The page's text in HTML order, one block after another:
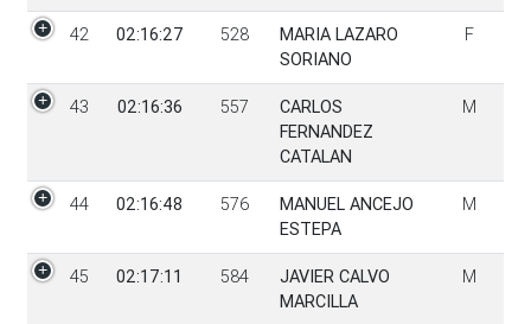
42 02:16:27 528
MARIA LAZARO
SORIANO
F
43 02:16:36 557
CARLOS
FERNANDEZ
CATALAN
M
44 02:16:48 576
MANUEL ANCEJO
ESTEPA
M
45 02:17:11 584
JAVIER CALVO
MARCILLA
M